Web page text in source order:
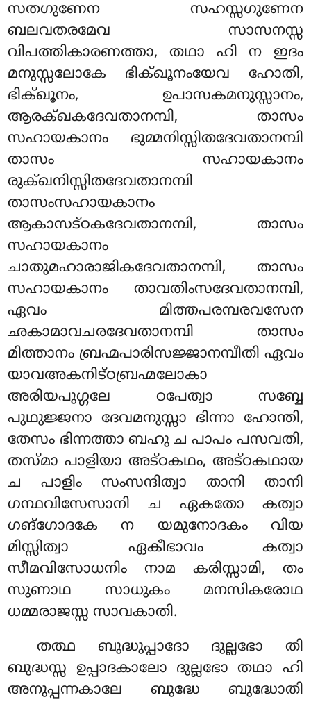
സതഗുണേന സഹസ്സഗുണേന
ബലവതരമേവ സാസനസ്സ
വിപത്തികാരണത്താ, തഥാ ഹി ന ഇദം
മനുസ്സലോകേ ഭിക്ഖൂനംയേവ ഹോതി,
ഭിക്ഖൂനം, ഉപാസകമനുസ്സാനം,
ആരക്ഖകദേവതാനമ്പി, താസം
സഹായകാനം ഭുമ്മനിസ്സിതദേവതാനമ്പി
താസം സഹായകാനം
രുക്ഖനിസ്സിതദേവതാനമ്പി
താസംസഹായകാനം
ആകാസട്ഠകദേവതാനമ്പി, താസം
സഹായകാനം
ചാതുമഹാരാജികദേവതാനമ്പി, താസം
സഹായകാനം താവതിംസദേവതാനമ്പി,
ഏവം മിത്തപരമ്പരവസേന
ഛകാമാവചരദേവതാനമ്പി താസം
മിത്താനം ബ്രഹ്മപാരിസജ്ജാനമ്പീതി ഏവം
യാവഅകനിട്ഠബ്രഹ്മലോകാ
അരിയപുഗ്ഗലേ ഠപേത്വാ സബ്ബേ
പുഥുജ്ജനാ ദേവമനുസ്സാ ഭിന്നാ ഹോന്തി,
തേസം ഭിന്നത്താ ബഹു ച പാപം പസവതി,
തസ്മാ പാളിയാ അട്ഠകഥം, അട്ഠകഥായ
ച പാളിം സംസന്ദിത്വാ താനി താനി
ഗന്ഥവിസേസാനി ച ഏകതോ കത്വാ
ഗങ്ഗോദകേ ന യമുനോദകം വിയ
മിസ്സിത്വാ ഏകീഭാവം കത്വാ
സീമവിസോധനിം നാമ കരിസ്സാമി, തം
സുണാഥ സാധുകം മനസികരോഥ
ധമ്മരാജസ്സ സാവകാതി.
തത്ഥ ബുദ്ധുപ്പാദോ ദുല്ലഭോ തി
ബുദ്ധസ്സ ഉപ്പാദകാലോ ദുല്ലഭോ തഥാ ഹി
അനുപ്പന്നകാലേ ബുദ്ധേ ബുദ്ധോതി